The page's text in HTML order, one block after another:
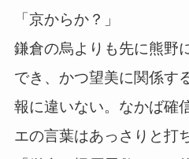
「京からか？」
鎌倉の烏よりも先に熊野
でき、かつ望美に関係す
報に違いない。なかば確
エの言葉はあっさりと打